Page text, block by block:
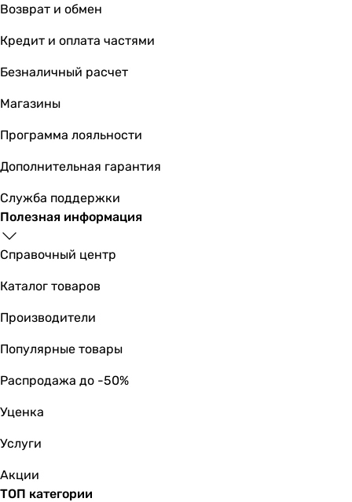
Возврат и обмен
Кредит и оплата частями
Безналичный расчет
Магазины
Программа лояльности
Дополнительная гарантия
Служба поддержки
Полезная информация
Справочный центр
Каталог товаров
Производители
Популярные товары
Распродажа до -50%
Уценка
Услуги
Акции
ТОП категории